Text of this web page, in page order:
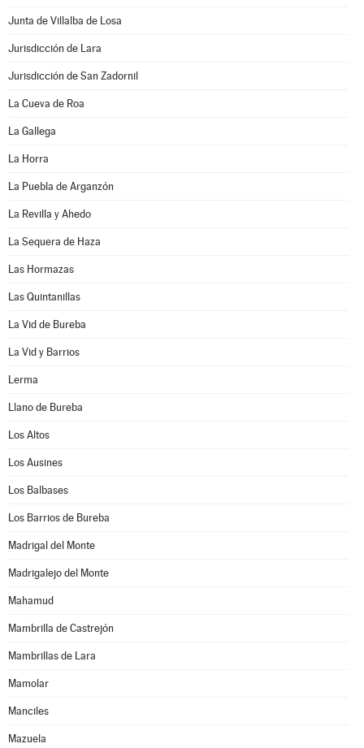
Junta de Villalba de Losa
Jurisdicción de Lara
Jurisdicción de San Zadornil
La Cueva de Roa
La Gallega
La Horra
La Puebla de Arganzón
La Revilla y Ahedo
La Sequera de Haza
Las Hormazas
Las Quintanillas
La Vid de Bureba
La Vid y Barrios
Lerma
Llano de Bureba
Los Altos
Los Ausines
Los Balbases
Los Barrios de Bureba
Madrigal del Monte
Madrigalejo del Monte
Mahamud
Mambrilla de Castrejón
Mambrillas de Lara
Mamolar
Manciles
Mazuela